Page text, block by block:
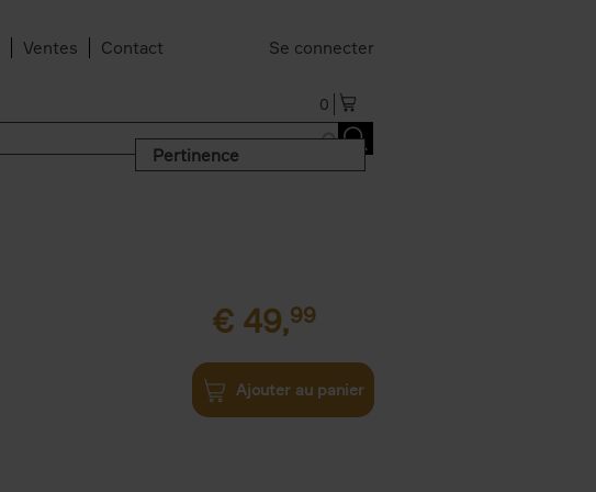
Ventes Contact Se connecter
0
Pertinence
€ 49,99
Ajouter au panier